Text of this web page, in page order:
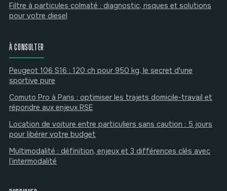
Filtre à particules colmaté : diagnostic, risques et solutions
pour votre diesel
À CONSULTER
Peugeot 106 S16 : 120 ch pour 950 kg, le secret d'une
sportive pure
Comuto Pro à Paris : optimiser les trajets domicile-travail et
répondre aux enjeux RSE
Location de voiture entre particuliers sans caution : 5 jours
pour libérer votre budget
Multimodalité : définition, enjeux et 3 différences clés avec
l’intermodalité